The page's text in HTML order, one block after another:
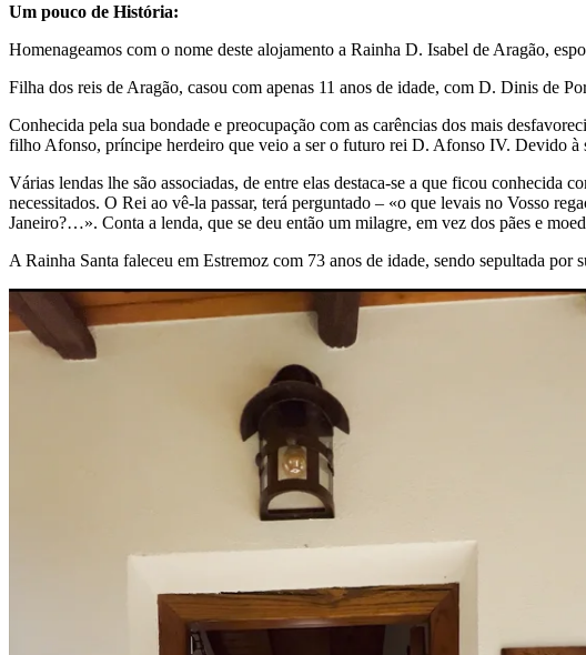
Um pouco de História:
Homenageamos com o nome deste alojamento a Rainha D. Isabel de Aragão,
Filha dos reis de Aragão, casou com apenas 11 anos de idade, com D. Dinis de
Conhecida pela sua bondade e preocupação com as carências dos mais
filho Afonso, príncipe herdeiro que veio a ser o futuro rei D. Afonso IV. Devido à
Várias lendas lhe são associadas, de entre elas destaca-se a que ficou conhecida
necessitados. O Rei ao vê-la passar, terá perguntado – «o que levais no Vosso
Janeiro?…». Conta a lenda, que se deu então um milagre, em vez dos pães e
A Rainha Santa faleceu em Estremoz com 73 anos de idade, sendo sepultada